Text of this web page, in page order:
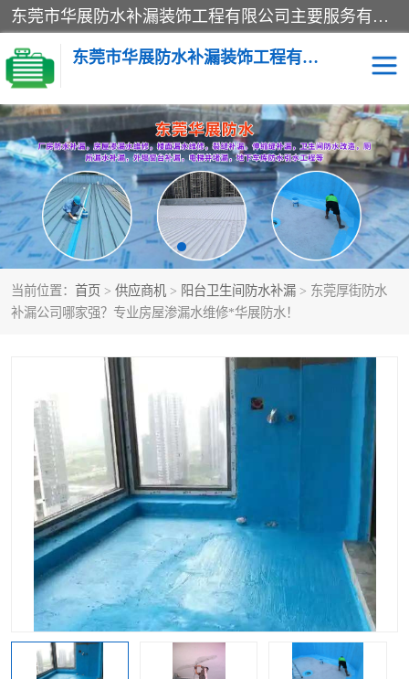
东莞市华展防水补漏装饰工程有限公司主要服务有：东莞防水补漏，东莞厂房防水补漏，东莞房屋渗漏水维修，楼面漏水维修，裂缝补漏，伸缩缝补漏，卫生间防水改造，厕所漏水补漏，外墙窗台补漏，电梯井堵漏，地下车库防水引水工程等
东莞市华展防水补漏装饰工程有限公司
当前位置： 首页 > 供应商机 > 阳台卫生间防水补漏 > 东莞厚街防水
补漏公司哪家强？专业房屋渗漏水维修*华展防水！
楼面防水补漏 外墙防水补漏
阳台卫生间防水补漏 地下室防水补漏
金属房搭建及补漏